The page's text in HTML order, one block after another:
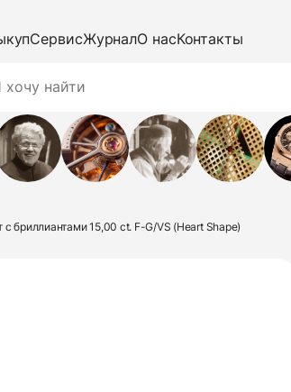
СервисЖурналО насКонтакты
с бриллиантами 15,00 ct. F-G/VS (Heart Shape)